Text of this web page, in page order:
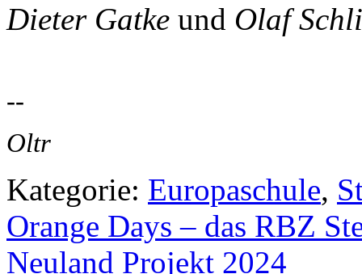
Dieter Gatke und Olaf
--
Oltr
Kategorie: Europaschule,
Orange Days – das RBZ
Neuland Projekt 2024